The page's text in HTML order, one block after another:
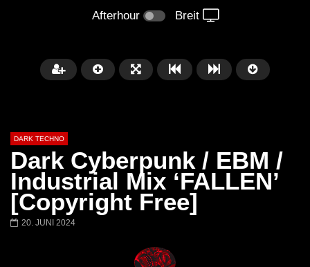
Afterhour Breit
Später
01:29:06
DARK TECHNO
Dark Cyberpunk / EBM /
Industrial Mix ‘FALLEN’
[Copyright Free]
20. JUNI 2024